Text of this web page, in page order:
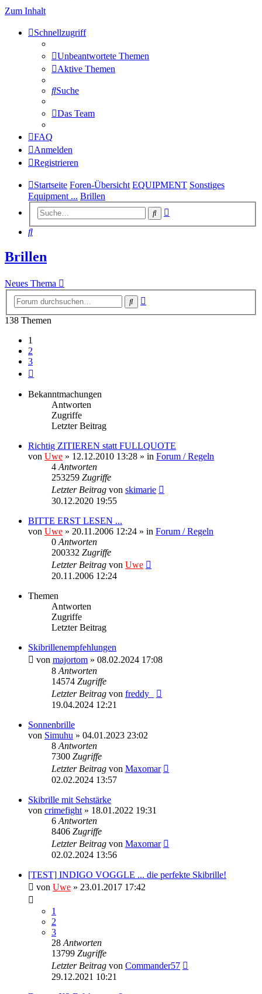
Zum Inhalt
Schnellzugriff
Unbeantwortete Themen
Aktive Themen
Suche
Das Team
FAQ
Anmelden
Registrieren
Startseite Foren-Übersicht EQUIPMENT Sonstiges
Equipment ... Brillen
Suche
Suche
Brillen
Neues Thema
Suche
138 Themen
1
2
3
Bekanntmachungen
Antworten
Zugriffe
Letzter Beitrag
Richtig ZITIEREN statt FULLQUOTE
von Uwe » 12.12.2010 13:28 » in Forum / Regeln
4 Antworten
253259 Zugriffe
Letzter Beitrag von skimarie
30.12.2020 19:55
BITTE ERST LESEN ...
von Uwe » 20.11.2006 12:24 » in Forum / Regeln
0 Antworten
200332 Zugriffe
Letzter Beitrag von Uwe
20.11.2006 12:24
Themen
Antworten
Zugriffe
Letzter Beitrag
Skibrillenempfehlungen
von majortom » 08.02.2024 17:08
8 Antworten
14574 Zugriffe
Letzter Beitrag von freddy_
19.04.2024 12:21
Sonnenbrille
von Simuhu » 04.01.2023 23:02
8 Antworten
7300 Zugriffe
Letzter Beitrag von Maxomar
02.02.2024 13:57
Skibrille mit Sehstärke
von crimefight » 18.01.2022 19:31
6 Antworten
8406 Zugriffe
Letzter Beitrag von Maxomar
02.02.2024 13:56
[TEST] INDIGO VOGGLE ... die perfekte Skibrille!
von Uwe » 23.01.2017 17:42
1
2
3
28 Antworten
13799 Zugriffe
Letzter Beitrag von Commander57
29.12.2021 10:21